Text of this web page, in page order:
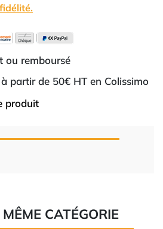
ou remboursé
partir de 50€ HT en Colissimo
produit
CATÉGORIE